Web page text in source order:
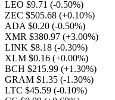
LEO $9.71 (-0.50%)
ZEC $505.68 (+0.10%)
ADA $0.20 (-0.50%)
XMR $380.97 (+3.00%)
LINK $8.18 (-0.30%)
XLM $0.16 (+0.00%)
BCH $215.99 (+1.30%)
GRAM $1.35 (-1.30%)
LTC $45.59 (-0.10%)